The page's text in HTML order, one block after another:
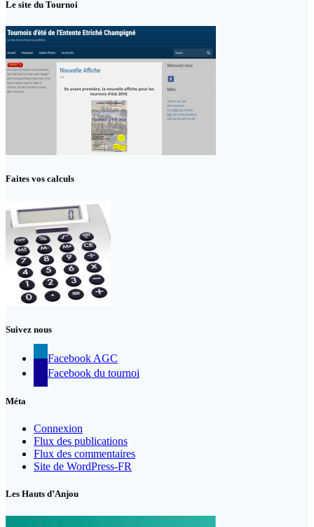
Le site du Tournoi
Faites vos calculs
Suivez nous
Facebook AGC
Facebook du tournoi
Méta
Connexion
Flux des publications
Flux des commentaires
Site de WordPress-FR
Les Hauts d’Anjou